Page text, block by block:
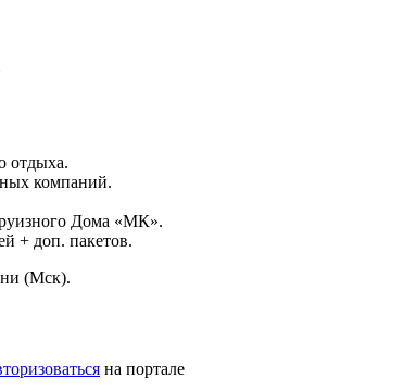
отдыха.
компаний.
Дома «МК».
+ доп. пакетов.
(Мск).
на портале